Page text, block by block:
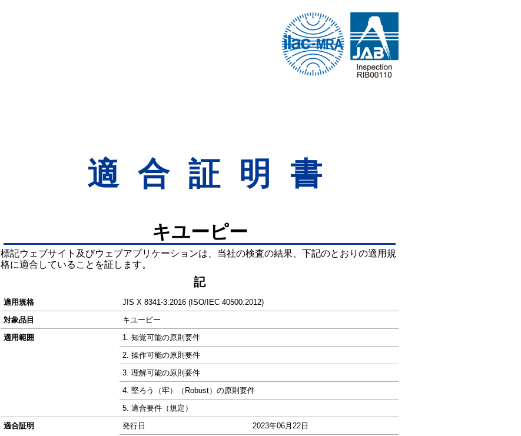
適合証明書
キユーピー
標記ウェブサイト及びウェブアプリケーションは、当社の検査の結果、下記のとおりの適用規
格に適合していることを証します。
記
適用規格
JIS X 8341-3:2016 (ISO/IEC 40500:2012)
対象品目
キユーピー
適用範囲
1. 知覚可能の原則要件
2. 操作可能の原則要件
3. 理解可能の原則要件
4. 堅ろう（牢）（Robust）の原則要件
5. 適合要件（規定）
適合証明
発行日
2023年06月22日